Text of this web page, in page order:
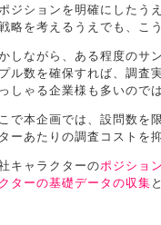
ジションを明確にしたう
略を考えるうえでも、こ
しながら、ある程度のサ
ル数を確保すれば、調査
しゃる企業様も多いので
で本企画では、設問数を
ーあたりの調査コストを
キャラクターのポジショ
ターの基礎データの収集